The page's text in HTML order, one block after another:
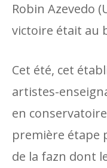
Robin Azevedo
victoire était au
Cet été, cet
artistes-
en
première étape
de la fazn dont